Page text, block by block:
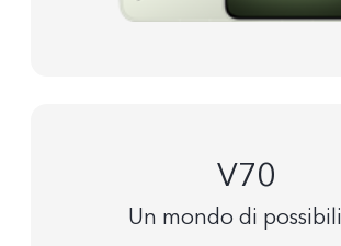
V70
Un mondo di